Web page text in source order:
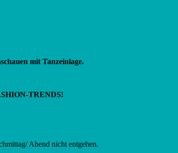
mit Tanzeinlage.
TRENDS!
Abend nicht entgehen.